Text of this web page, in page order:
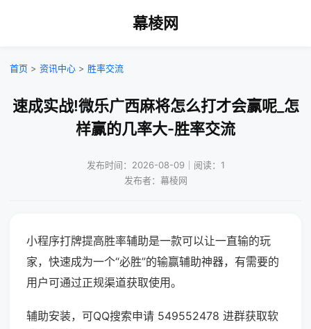
幕棱网
首页 > 资讯中心 > 胜率交流
速成实战!微乐广西麻将怎么打才会赢呢_怎
样赢的几率大-胜率交流
发布时间：2026-08-09｜阅读：1
发布者：幕棱网
小程序打牌提高胜率辅助是一款可以让一直输的玩
家，快速成为一个“必胜”的输赢辅助神器，有需要的
用户可通过正规渠道获取使用。
辅助安装，可QQ搜索申请 549552478 进群获取软